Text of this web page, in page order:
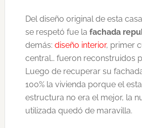
Del diseño original de esta
se respetó fue la fachada
demás: diseño interior, primer
central… fueron reconstruidos
Luego de recuperar su
100% la vivienda porque el
estructura no era el mejor, la
utilizada quedó de maravilla.